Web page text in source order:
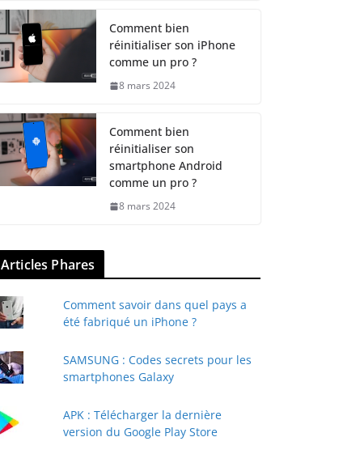
Comment bien
réinitialiser son iPhone
comme un pro ?
8 mars 2024
Comment bien
réinitialiser son
smartphone Android
comme un pro ?
8 mars 2024
Articles Phares
Comment savoir dans quel pays a
été fabriqué un iPhone ?
SAMSUNG : Codes secrets pour les
smartphones Galaxy
APK : Télécharger la dernière
version du Google Play Store